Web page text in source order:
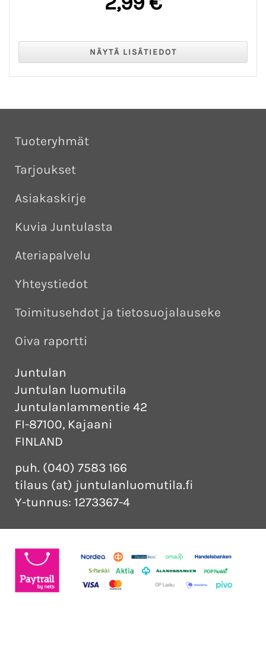
Tuoteryhmät
Tarjoukset
Asiakaskirje
Kuvia Juntulasta
Ateriapalvelu
Yhteystiedot
Toimitusehdot ja tietosuojalauseke
Oiva raportti
Juntulan
Juntulan luomutila
Juntulanlammentie 42
FI-87100, Kajaani
FINLAND
puh. (040) 7583 166
tilaus (at) juntulanluomutila.fi
Y-tunnus: 1273367-4